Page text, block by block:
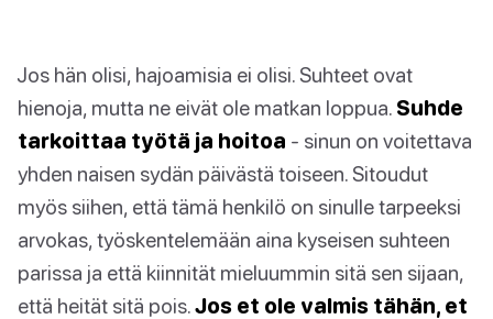
Jos hän olisi, hajoamisia ei olisi. Suhteet ovat
hienoja, mutta ne eivät ole matkan loppua. Suhde
tarkoittaa työtä ja hoitoa - sinun on voitettava
yhden naisen sydän päivästä toiseen. Sitoudut
myös siihen, että tämä henkilö on sinulle tarpeeksi
arvokas, työskentelemään aina kyseisen suhteen
parissa ja että kiinnität mieluummin sitä sen sijaan,
että heität sitä pois.Jos et ole valmis tähän, et